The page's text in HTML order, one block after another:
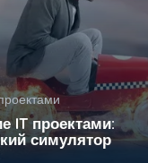
IT проектами:
симулятор